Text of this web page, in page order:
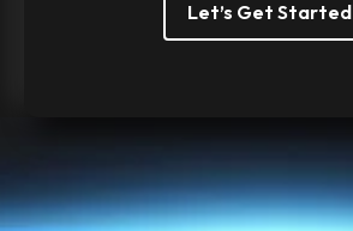
Let’s Get Started